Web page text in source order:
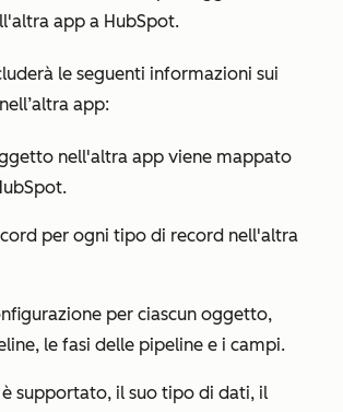
app a HubSpot.
le seguenti informazioni sui
app:
nell'altra app viene mappato
per ogni tipo di record nell'altra
per ciascun oggetto,
le fasi delle pipeline e i campi.
è supportato, il suo tipo di dati, il